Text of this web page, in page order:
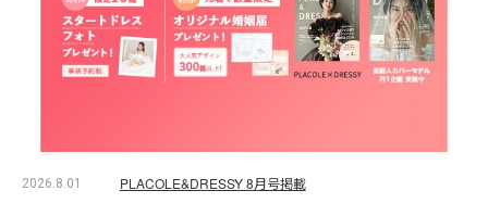
2026.8.01 PLACOLE&DRESSY 8月号掲載